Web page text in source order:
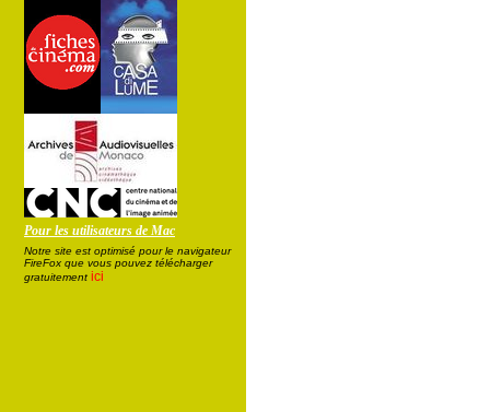
Pour les utilisateurs de Mac
Notre site est optimisé pour le navigateur
FireFox que vous pouvez télécharger
gratuitement ici